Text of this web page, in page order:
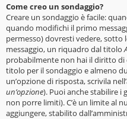
Come creo un sondaggio?
Creare un sondaggio è facile:
quando modifichi il primo
permesso) dovresti vedere, sotto
messaggio, un riquadro dal titolo
probabilmente non hai il diritto di
titolo per il sondaggio e almeno
un’opzione di risposta, scrivila
un’opzione). Puoi anche stabilire i
non porre limiti). C’è un limite al
aggiungere, stabilito